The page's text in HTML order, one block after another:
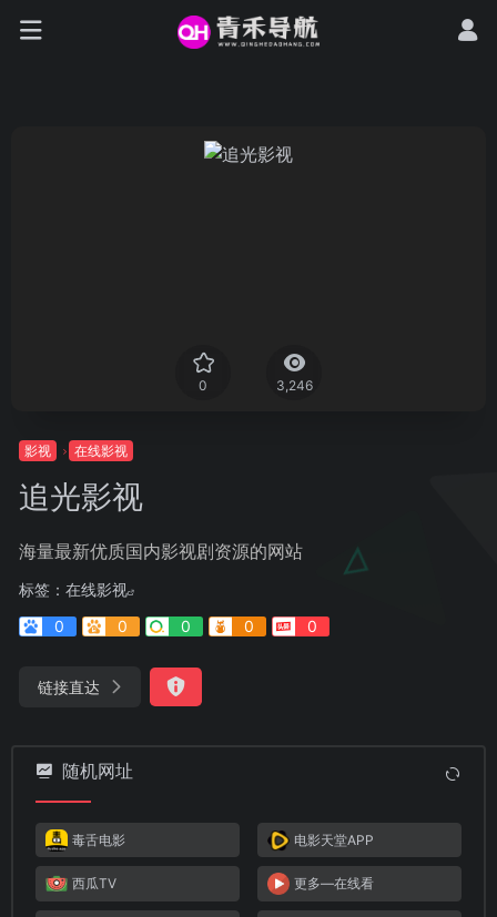
0 3,246
影视 在线影视
追光影视
海量最新优质国内影视剧资源的网站
标签： 在线影视
0
0 0 0 0
链接直达
随机网址
毒舌电影 电影天堂APP
西瓜TV 更多—在线看